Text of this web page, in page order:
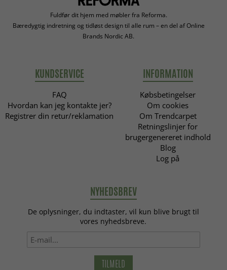
Fuldfør dit hjem med møbler fra Reforma.
Bæredygtig indretning og tidløst design til alle rum – en del af Online
Brands Nordic AB.
KUNDSERVICE
FAQ
Hvordan kan jeg kontakte jer?
Registrer din retur/reklamation
INFORMATION
Købsbetingelser
Om cookies
Om Trendcarpet
Retningslinjer for
brugergenereret indhold
Blog
Log på
NYHEDSBREV
De oplysninger, du indtaster, vil kun blive brugt til
vores nyhedsbreve.
TILMELD